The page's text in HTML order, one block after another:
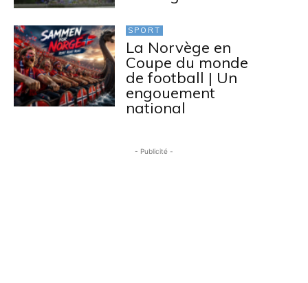
SPORT
La Norvège en
Coupe du monde
de football | Un
engouement
national
- Publicité -